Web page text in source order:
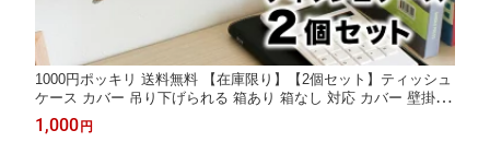
1000円ポッキリ 送料無料 【在庫限り】【2個セット】ティッシュ
ケース カバー 吊り下げられる 箱あり 箱なし 対応 カバー 壁掛け
吊り下げ 布製 サンベルム
1,000 円